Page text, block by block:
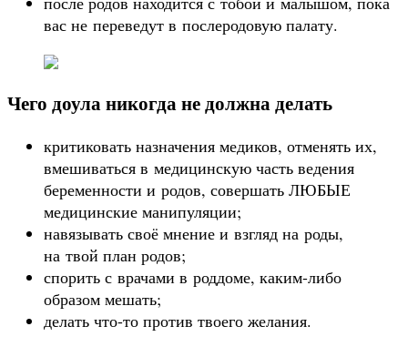
вас не переведут в послеродовую палату.
Чего доула никогда не должна делать
критиковать назначения медиков, отменять их,
вмешиваться в медицинскую часть ведения
беременности и родов, совершать ЛЮБЫЕ
медицинские манипуляции;
навязывать своё мнение и взгляд на роды,
на твой план родов;
спорить с врачами в роддоме, каким-либо
образом мешать;
делать что-то против твоего желания.